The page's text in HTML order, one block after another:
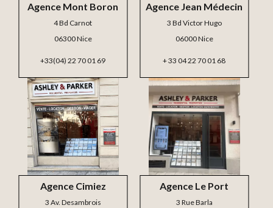
Agence Le Port
3 Rue Barla
Agence Cimiez
3 Av. Desambrois
Agence Jean Médecin
3 Bd Victor Hugo
06000 Nice
+ 33 04 22 70 01 68
Agence Mont Boron
4 Bd Carnot
06300 Nice
+33(04) 22 70 01 69